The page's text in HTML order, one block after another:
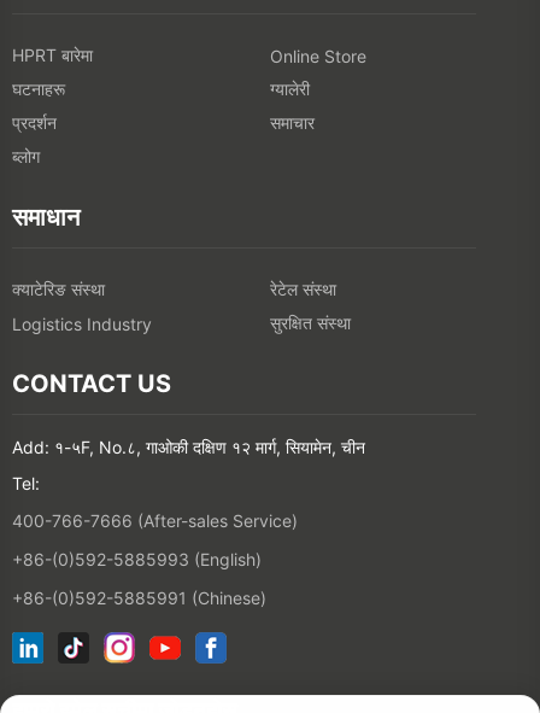
HPRT बारेमा
Online Store
घटनाहरू
ग्यालेरी
प्रदर्शन
समाचार
ब्लोग
समाधान
क्याटेरिङ संस्था
रेटेल संस्था
Logistics Industry
सुरक्षित संस्था
CONTACT US
Add: १-५F, No.८, गाओकी दक्षिण १२ मार्ग, सियामेन, चीन
Tel:
400-766-7666 (After-sales Service)
+86-(0)592-5885993 (English)
+86-(0)592-5885991 (Chinese)